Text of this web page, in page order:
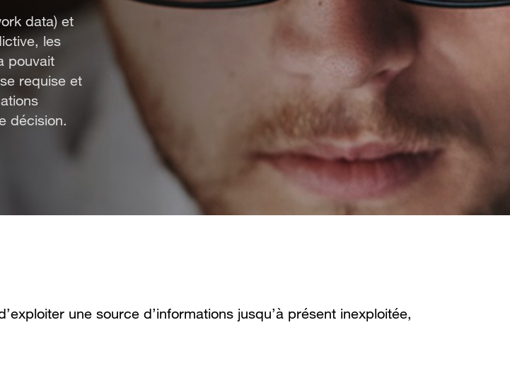
data) et
les
pouvait
requise et
décision.
une source d’informations jusqu’à présent inexploitée,